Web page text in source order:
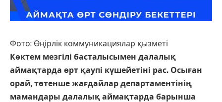
Фото: Өңірлік коммуникациялар қызметі
Көктем мезгілі басталысымен далалық
аймақтарда өрт қаупі күшейетіні рас. Осыған
орай, төтенше жағдайлар департаментінің
мамандары далалық аймақтарда барынша